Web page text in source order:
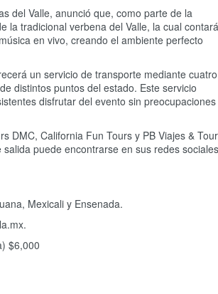
del Valle, anunció que, como parte de la
la tradicional verbena del Valle, la cual contará
en vivo, creando el ambiente perfecto
un servicio de transporte mediante cuatro
distintos puntos del estado. Este servicio
disfrutar del evento sin preocupaciones
DMC, California Fun Tours y PB Viajes &
puede encontrarse en sus redes sociales
Mexicali y Ensenada.
$6,000